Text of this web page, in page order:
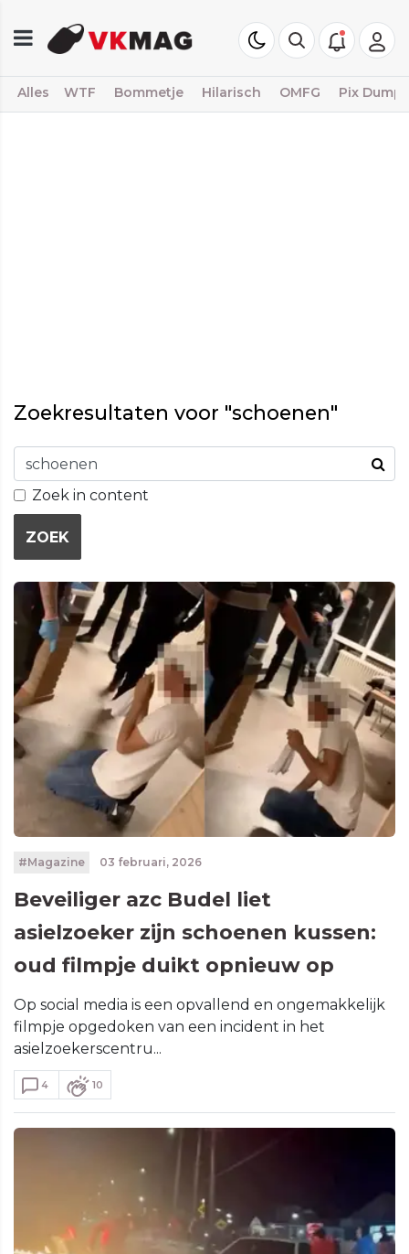
Alles WTF Bommetje Hilarisch OMFG Pix Dump
Zoekresultaten voor "schoenen"
Zoek in content
ZOEK
#Magazine 03 februari, 2026
Beveiliger azc Budel liet
asielzoeker zijn schoenen kussen:
oud filmpje duikt opnieuw op
Op social media is een opvallend en ongemakkelijk
filmpje opgedoken van een incident in het
asielzoekerscentru...
4 10